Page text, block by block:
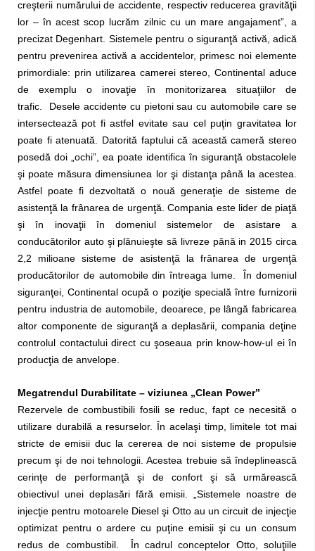
creşterii numărului de accidente, respectiv reducerea gravităţii
lor – în acest scop lucrăm zilnic cu un mare angajament”, a
precizat Degenhart. Sistemele pentru o siguranţă activă, adică
pentru prevenirea activă a accidentelor, primesc noi elemente
primordiale: prin utilizarea camerei stereo, Continental aduce
de exemplu o inovaţie în monitorizarea situaţiilor de
trafic. Desele accidente cu pietoni sau cu automobile care se
intersectează pot fi astfel evitate sau cel puţin gravitatea lor
poate fi atenuată. Datorită faptului că această cameră stereo
posedă doi „ochi”, ea poate identifica în siguranţă obstacolele
şi poate măsura dimensiunea lor şi distanţa până la acestea.
Astfel poate fi dezvoltată o nouă generaţie de sisteme de
asistenţă la frânarea de urgenţă. Compania este lider de piaţă
şi în inovaţii în domeniul sistemelor de asistare a
conducătorilor auto şi plănuieşte să livreze până in 2015 circa
2,2 milioane sisteme de asistenţă la frânarea de urgenţă
producătorilor de automobile din întreaga lume. În domeniul
siguranţei, Continental ocupă o poziţie specială între furnizorii
pentru industria de automobile, deoarece, pe lângă fabricarea
altor componente de siguranţă a deplasării, compania deţine
controlul contactului direct cu şoseaua prin know-how-ul ei în
producţia de anvelope.
Megatrendul Durabilitate – viziunea „Clean Power”
Rezervele de combustibili fosili se reduc, fapt ce necesită o
utilizare durabilă a resurselor. În acelaşi timp, limitele tot mai
stricte de emisii duc la cererea de noi sisteme de propulsie
precum şi de noi tehnologii. Acestea trebuie să îndeplinească
cerinţe de performanţă şi de confort şi să urmărească
obiectivul unei deplasări fără emisii. „Sistemele noastre de
injecţie pentru motoarele Diesel şi Otto au un circuit de injecţie
optimizat pentru o ardere cu puţine emisii şi cu un consum
redus de combustibil. În cadrul conceptelor Otto, soluţiile